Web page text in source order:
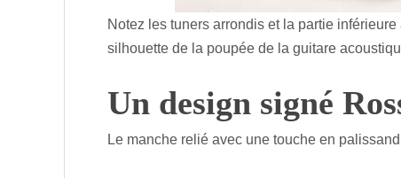
Notez les tuners arrondis et la partie
silhouette de la poupée de la guitare
Un design signé
Le manche relié avec une touche en